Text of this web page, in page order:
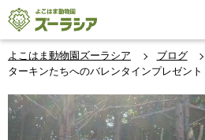
よこはま動物園ズーラシア ブログ
ターキンたちへのバレンタインプレゼント